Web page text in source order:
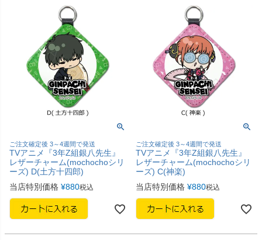
ご注文確定後 3～4週間で発送
TVアニメ『3年Z組銀八先生』
レザーチャーム(mochochoシリ
ーズ) D(土方十四郎)
当店特別価格 ¥880税込
ご注文確定後 3～4週間で発送
TVアニメ『3年Z組銀八先生』
レザーチャーム(mochochoシリ
ーズ) C(神楽)
当店特別価格 ¥880税込